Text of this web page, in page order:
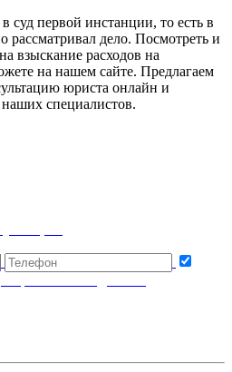
суд первой инстанции, то есть в
рассматривал дело. Посмотреть и
взыскание расходов на
на нашем сайте. Предлагаем
юриста онлайн и
специалистов.